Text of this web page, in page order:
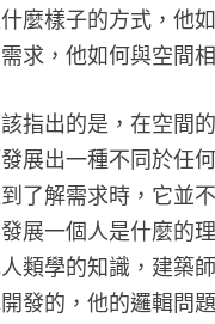
麼樣子的方式，他
求，他如何與空間
指出的是，在空間
展出一種不同於任
了解需求時，它並
展一個人是什麼的
類學的知識，建築
發的，他的邏輯問